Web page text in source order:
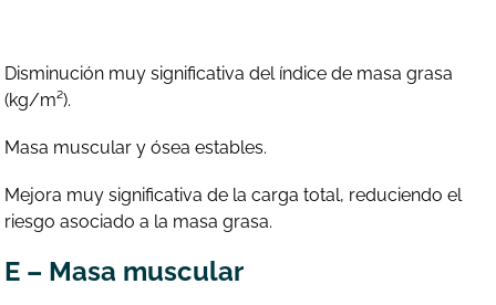
Disminución muy significativa del índice de masa grasa
(kg/m²).
Masa muscular y ósea estables.
Mejora muy significativa de la carga total, reduciendo el
riesgo asociado a la masa grasa.
E – Masa muscular